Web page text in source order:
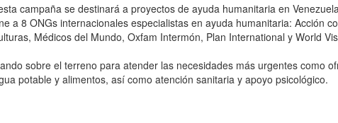
campaña se destinará a proyectos de ayuda humanitaria en
a 8 ONGs internacionales especialistas en ayuda humanitaria: Acción
Médicos del Mundo, Oxfam Intermón, Plan International y World
sobre el terreno para atender las necesidades más urgentes como
potable y alimentos, así como atención sanitaria y apoyo psicológico.